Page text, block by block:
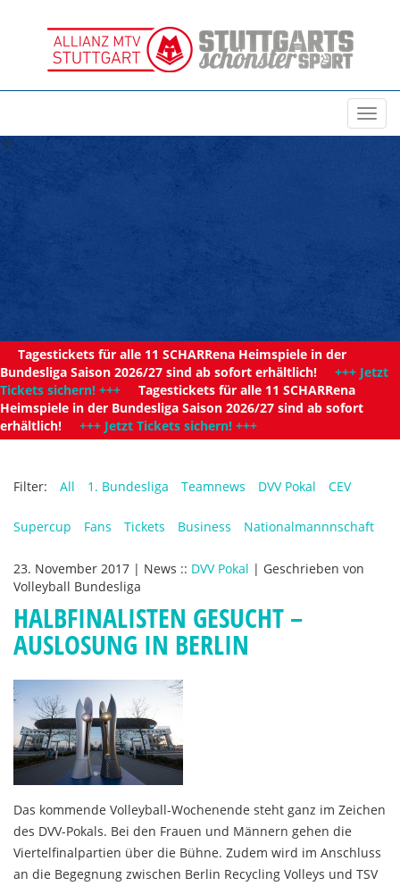
11
Tagestickets für alle 11 SCHARRena Heimspiele in der
Bundesliga Saison 2026/27 sind ab sofort erhältlich! +++ Jetzt
Tickets sichern! +++ Tagestickets für alle 11 SCHARRena
Heimspiele in der Bundesliga Saison 2026/27 sind ab sofort
erhältlich! +++ Jetzt Tickets sichern! +++
Filter: All 1. Bundesliga Teamnews DVV Pokal CEV
Supercup Fans Tickets Business Nationalmannnschaft
23. November 2017 | News :: DVV Pokal | Geschrieben von
Volleyball Bundesliga
HALBFINALISTEN GESUCHT –
AUSLOSUNG IN BERLIN
Das kommende Volleyball-Wochenende steht ganz im Zeichen
des DVV-Pokals. Bei den Frauen und Männern gehen die
Viertelfinalpartien über die Bühne. Zudem wird im Anschluss
an die Begegnung zwischen Berlin Recycling Volleys und TSV